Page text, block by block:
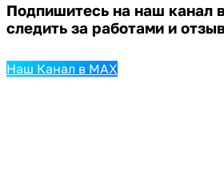
Подпишитесь на наш канал
следить за работами и
Наш Канал в MAX